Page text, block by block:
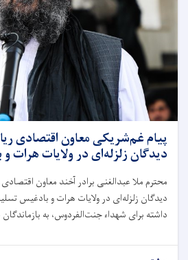
پیام غم‌شریکی معاون اقتصادی
دیدگان زلزله‌ای در ولایات هرات
محترم ملا عبدالغنی برادر آخند معاون
دیدگان زلزله‌ای در ولایات هرات و بادغیس
داشته برای شهداء جنت‌الفردوس، به